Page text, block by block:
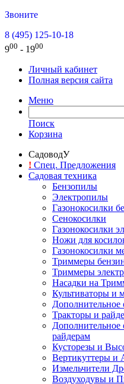
Звоните
8 (495) 125-10-18
900 - 1900
Личный кабинет
Полная версия сайта
Меню
Поиск
Корзина
СадоводУ
! Спец. Предложения
Садовая техника
Бензопилы
Электропилы
Газонокосилки
Сенокосилки
Газонокосилки
Ножи для
Газонокосилки
Триммеры
Триммеры
Насадки на
Культиваторы и
Дополнительное
Тракторы и
Дополнительное
райдерам
Кусторезы и
Вертикуттеры и
Измельчители
Воздуходувы и